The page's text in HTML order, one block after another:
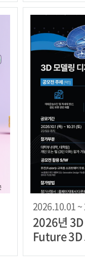
2026.10.01 ~
2026년
Future 3D